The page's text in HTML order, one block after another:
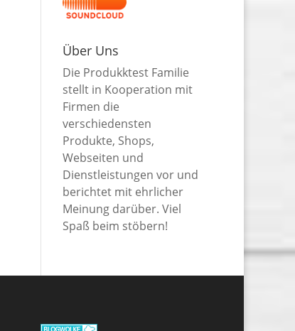
Über Uns
Die Produkktest Familie
stellt in Kooperation mit
Firmen die
verschiedensten
Produkte, Shops,
Webseiten und
Dienstleistungen vor und
berichtet mit ehrlicher
Meinung darüber. Viel
Spaß beim stöbern!